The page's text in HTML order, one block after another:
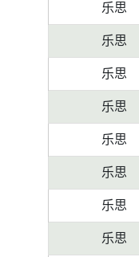
乐思
乐思
乐思
乐思
乐思
乐思
乐思
乐思